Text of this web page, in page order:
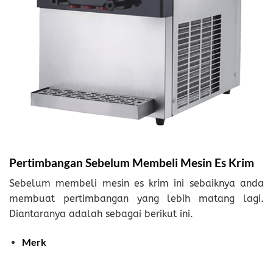
Pertimbangan Sebelum Membeli Mesin Es Krim
Sebelum membeli mesin es krim ini sebaiknya anda
membuat pertimbangan yang lebih matang lagi.
Diantaranya adalah sebagai berikut ini.
Merk